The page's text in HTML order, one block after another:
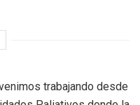
trabajando desde